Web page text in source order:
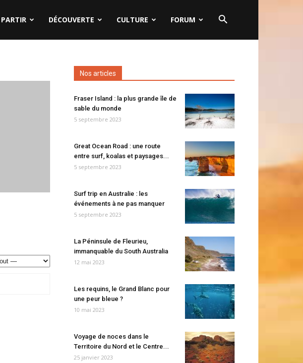
PARTIR DÉCOUVERTE CULTURE FORUM
Nos articles
Fraser Island : la plus grande île de
sable du monde
5 septembre 2023
Great Ocean Road : une route
entre surf, koalas et paysages...
5 septembre 2023
Surf trip en Australie : les
événements à ne pas manquer
5 septembre 2023
La Péninsule de Fleurieu,
immanquable du South Australia
12 mai 2023
Les requins, le Grand Blanc pour
une peur bleue ?
10 mai 2023
Voyage de noces dans le
Territoire du Nord et le Centre...
25 janvier 2023